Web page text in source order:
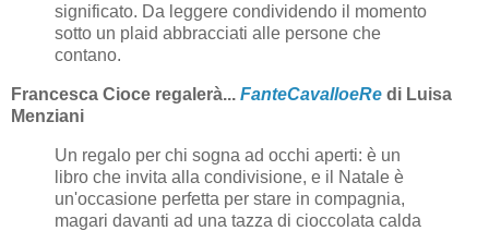
significato. Da leggere condividendo il momento
sotto un plaid abbracciati alle persone che
contano.
Francesca Cioce regalerà... FanteCavalloeRe di Luisa
Menziani
Un regalo per chi sogna ad occhi aperti: è un
libro che invita alla condivisione, e il Natale è
un'occasione perfetta per stare in compagnia,
magari davanti ad una tazza di cioccolata calda